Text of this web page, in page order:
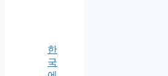
한
국